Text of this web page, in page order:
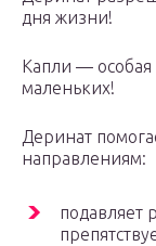
дня жизни!
Капли —
маленьких!
Деринат
направлениям:
подавляет